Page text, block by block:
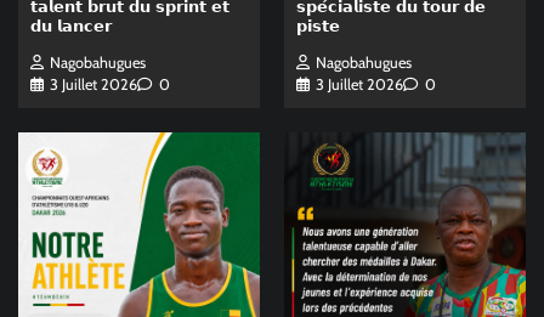
𝘁𝗮𝗹𝗲𝗻𝘁 𝗯𝗿𝘂𝘁 𝗱𝘂 𝘀𝗽𝗿𝗶𝗻𝘁 𝗲𝘁
𝗱𝘂 𝗹𝗮𝗻𝗰𝗲𝗿
Nagobahugues
3 Juillet 2026
0
𝘀𝗽𝗲́𝗰𝗶𝗮𝗹𝗶𝘀𝘁𝗲 𝗱𝘂 𝘁𝗼𝘂𝗿 𝗱𝗲
𝗽𝗶𝘀𝘁𝗲
Nagobahugues
3 Juillet 2026
0